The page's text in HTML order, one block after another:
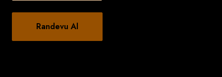
Randevu Al